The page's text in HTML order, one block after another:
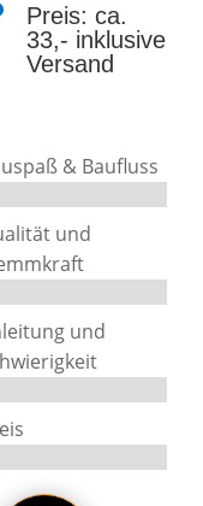
Preis: ca.
33,- inklusive
Versand
& Baufluss
und
und